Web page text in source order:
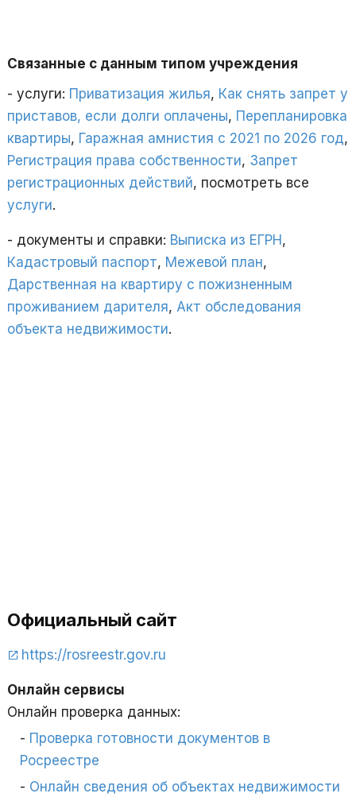
Связанные с данным типом учреждения
- услуги: Приватизация жилья, Как снять запрет у
приставов, если долги оплачены, Перепланировка
квартиры, Гаражная амнистия с 2021 по 2026 год,
Регистрация права собственности, Запрет
регистрационных действий, посмотреть все
услуги.
- документы и справки: Выписка из ЕГРН ,
Кадастровый паспорт, Межевой план,
Дарственная на квартиру с пожизненным
проживанием дарителя, Акт обследования
объекта недвижимости.
Официальный сайт
https://rosreestr.gov.ru
Онлайн сервисы
Онлайн проверка данных:
Проверка готовности документов в
Росреестре
Онлайн сведения об объектах недвижимости